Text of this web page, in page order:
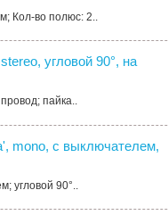
Кол-во полюс: 2..
угловой 90°, на
пайка..
mono, с выключателем,
угловой 90°..